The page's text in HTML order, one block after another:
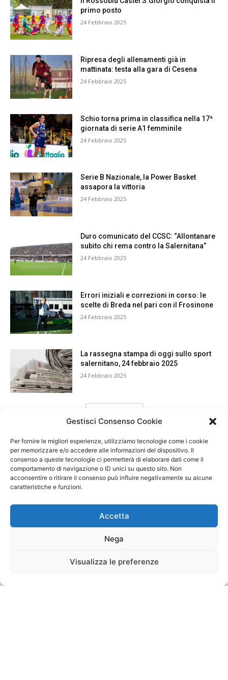
Gestisci Consenso Cookie
Per fornire le migliori esperienze, utilizziamo tecnologie come i cookie
per memorizzare e/o accedere alle informazioni del dispositivo. Il
consenso a queste tecnologie ci permetterà di elaborare dati come il
comportamento di navigazione o ID unici su questo sito. Non
acconsentire o ritirare il consenso può influire negativamente su alcune
caratteristiche e funzioni.
Accetta
Nega
Visualizza le preferenze
primo posto
24 Febbraio 2025
Ripresa degli allenamenti già in
mattinata: testa alla gara di Cesena
24 Febbraio 2025
Schio torna prima in classifica nella 17ª
giornata di serie A1 femminile
24 Febbraio 2025
Serie B Nazionale, la Power Basket
assapora la vittoria
24 Febbraio 2025
Duro comunicato del CCSC: “Allontanare
subito chi rema contro la Salernitana”
24 Febbraio 2025
Errori iniziali e correzioni in corso: le
scelte di Breda nel pari con il Frosinone
24 Febbraio 2025
La rassegna stampa di oggi sullo sport
salernitano, 24 febbraio 2025
24 Febbraio 2025